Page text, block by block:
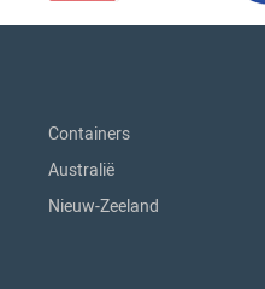
Containers
Australië
Nieuw-Zeeland